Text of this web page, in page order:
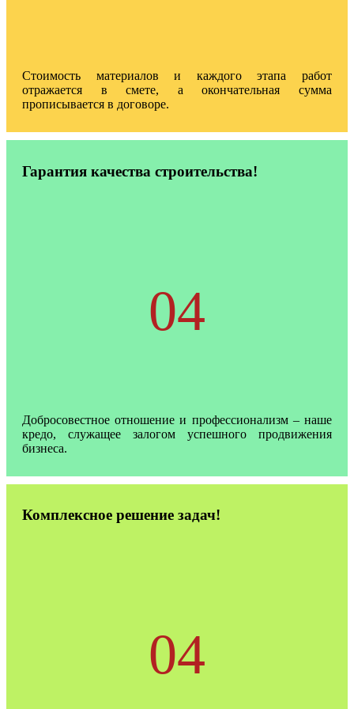
Стоимость материалов и каждого этапа работ
отражается в смете, а окончательная сумма
прописывается в договоре.
Гарантия качества строительства!
04
Добросовестное отношение и профессионализм – наше
кредо, служащее залогом успешного продвижения
бизнеса.
Комплексное решение задач!
04